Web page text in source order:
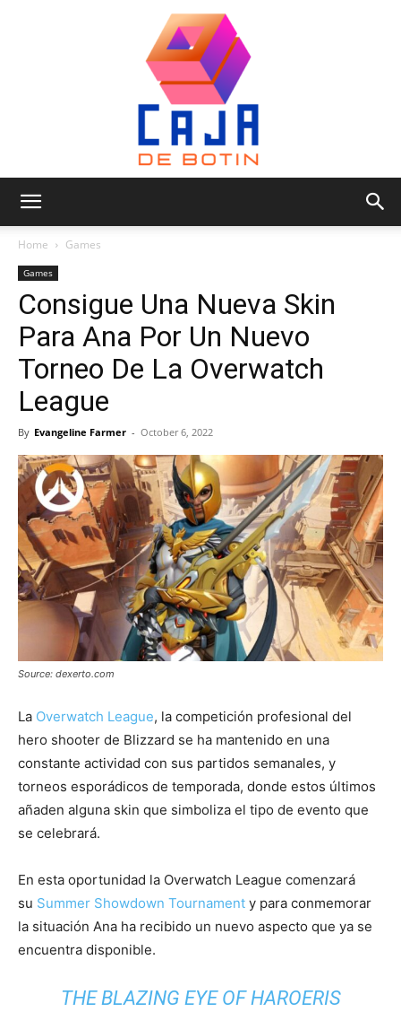
de
Botin
Home Games
Games
Consigue Una Nueva Skin
Para Ana Por Un Nuevo
Torneo De La Overwatch
League
By Evangeline Farmer - October 6, 2022
Source: dexerto.com
La Overwatch League, la competición profesional del
hero shooter de Blizzard se ha mantenido en una
constante actividad con sus partidos semanales, y
torneos esporádicos de temporada, donde estos últimos
añaden alguna skin que simboliza el tipo de evento que
se celebrará.
En esta oportunidad la Overwatch League comenzará
su Summer Showdown Tournament y para conmemorar
la situación Ana ha recibido un nuevo aspecto que ya se
encuentra disponible.
THE BLAZING EYE OF HAROERIS